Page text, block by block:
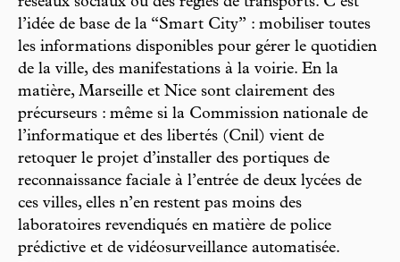
l’idée de base de la “Smart City” : mobiliser toutes
les informations disponibles pour gérer le quotidien
de la ville, des manifestations à la voirie. En la
matière, Marseille et Nice sont clairement des
précurseurs : même si la Commission nationale de
l’informatique et des libertés (Cnil) vient de
retoquer le projet d’installer des portiques de
reconnaissance faciale à l’entrée de deux lycées de
ces villes, elles n’en restent pas moins des
laboratoires revendiqués en matière de police
prédictive et de vidéosurveillance automatisée.